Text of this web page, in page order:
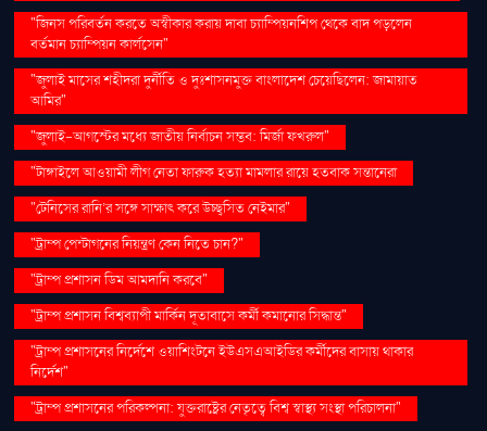
"জিনস পরিবর্তন করতে অস্বীকার করায় দাবা চ্যাম্পিয়নশিপ থেকে বাদ পড়লেন
বর্তমান চ্যাম্পিয়ন কার্লসেন"
"জুলাই মাসের শহীদরা দুর্নীতি ও দুঃশাসনমুক্ত বাংলাদেশ চেয়েছিলেন: জামায়াত
আমির"
"জুলাই-আগস্টের মধ্যে জাতীয় নির্বাচন সম্ভব: মির্জা ফখরুল"
"টাঙ্গাইলে আওয়ামী লীগ নেতা ফারুক হত্যা মামলার রায়ে হতবাক সন্তানেরা
"টেনিসের রানি’র সঙ্গে সাক্ষাৎ করে উচ্ছ্বসিত নেইমার"
"ট্রাম্প পেন্টাগনের নিয়ন্ত্রণ কেন নিতে চান?"
"ট্রাম্প প্রশাসন ডিম আমদানি করবে"
"ট্রাম্প প্রশাসন বিশ্বব্যাপী মার্কিন দূতাবাসে কর্মী কমানোর সিদ্ধান্ত"
"ট্রাম্প প্রশাসনের নির্দেশে ওয়াশিংটনে ইউএসএআইডির কর্মীদের বাসায় থাকার
নির্দেশ"
"ট্রাম্প প্রশাসনের পরিকল্পনা: যুক্তরাষ্ট্রের নেতৃত্বে বিশ্ব স্বাস্থ্য সংস্থা পরিচালনা"